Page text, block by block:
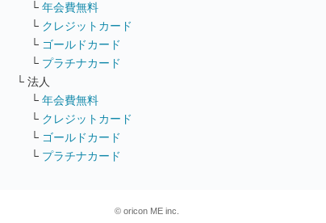
└ 年会費無料
└ クレジットカード
└ ゴールドカード
└ プラチナカード
└ 法人
└ 年会費無料
└ クレジットカード
└ ゴールドカード
└ プラチナカード
© oricon ME inc.